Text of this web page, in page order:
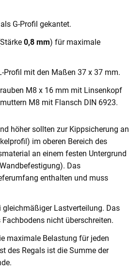
als G-Profil gekantet.
0,8 mm) für maximale
Profil mit den Maßen 37 x 37 mm.
M8 x 16 mm mit Linsenkopf
M8 mit Flansch DIN 6923.
höher sollten zur Kippsicherung an
im oberen Bereich des
an einem festen Untergrund
Das
enthalten und muss
gleichmäßiger Lastverteilung. Das
nicht überschreiten.
maximale Belastung für jeden
des Regals ist die Summe der